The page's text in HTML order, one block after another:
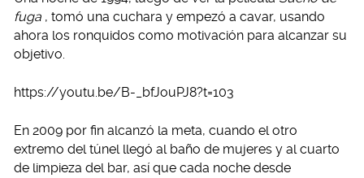
fuga , tomó una cuchara y empezó a cavar, usando
ahora los ronquidos como motivación para alcanzar su
objetivo.
https://youtu.be/B-_bfJouPJ8?t=103
En 2009 por fin alcanzó la meta, cuando el otro
extremo del túnel llegó al baño de mujeres y al cuarto
de limpieza del bar, así que cada noche desde